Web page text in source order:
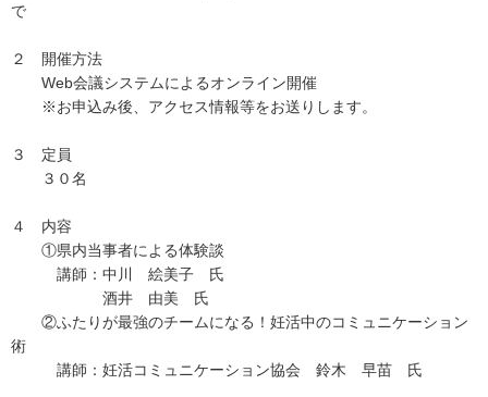
で
２ 開催方法
Web会議システムによるオンライン開催
※お申込み後、アクセス情報等をお送りします。
３ 定員
３０名
４ 内容
①県内当事者による体験談
講師：中川 絵美子 氏
酒井 由美 氏
②ふたりが最強のチームになる！妊活中のコミュニケーション
術
講師：妊活コミュニケーション協会 鈴木 早苗 氏